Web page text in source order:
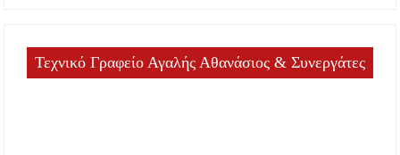
Τεχνικό Γραφείο Αγαλής Αθανάσιος & Συνεργάτες